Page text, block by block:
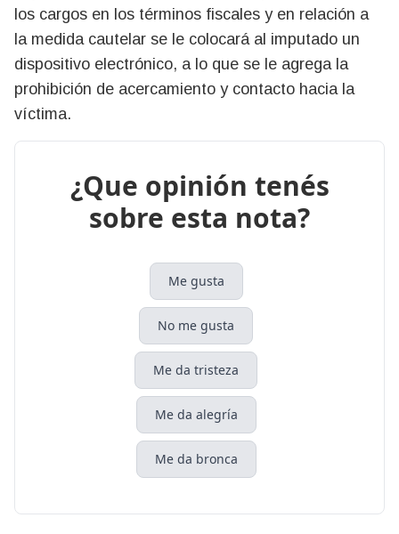
los cargos en los términos fiscales y en relación a
la medida cautelar se le colocará al imputado un
dispositivo electrónico, a lo que se le agrega la
prohibición de acercamiento y contacto hacia la
víctima.
¿Que opinión tenés
sobre esta nota?
Me gusta
No me gusta
Me da tristeza
Me da alegría
Me da bronca